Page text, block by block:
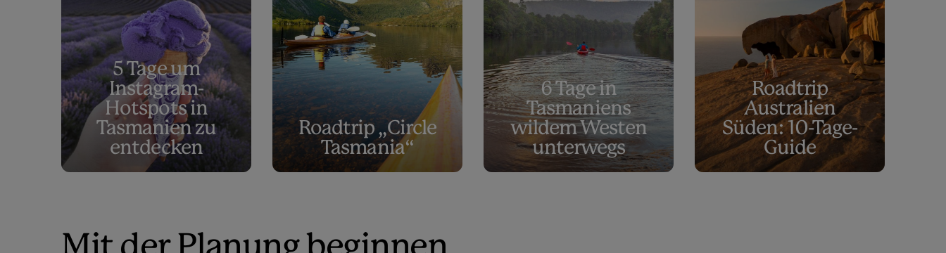
5 Tage um
Instagram-
Hotspots in
Tasmanien zu
entdecken
Roadtrip „Circle
Tasmania“
6 Tage in
Tasmaniens
wildem Westen
unterwegs
Roadtrip
Australien
Süden: 10-Tage-
Guide